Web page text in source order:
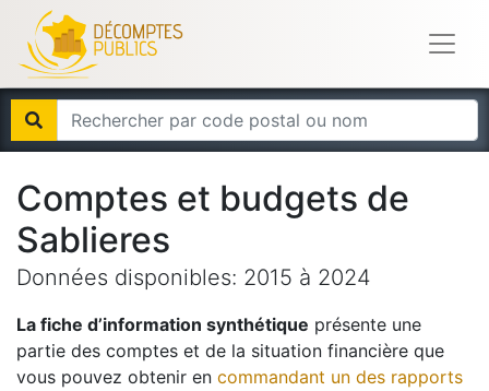
Comptes et budgets de
Sablieres
Données disponibles: 2015 à 2024
La fiche d’information synthétique présente une
partie des comptes et de la situation financière que
vous pouvez obtenir en commandant un des rapports